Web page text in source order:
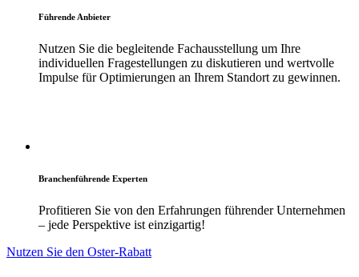
Führende Anbieter
Nutzen Sie die begleitende Fachausstellung um Ihre
individuellen Fragestellungen zu diskutieren und wertvolle
Impulse für Optimierungen an Ihrem Standort zu gewinnen.
Branchenführende Experten
Profitieren Sie von den Erfahrungen führender Unternehmen
– jede Perspektive ist einzigartig!
Nutzen Sie den Oster-Rabatt